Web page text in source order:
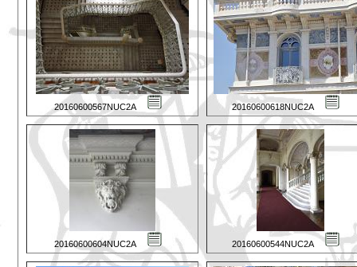
20160600567NUC2A 20160600618NUC2A
20160600604NUC2A 20160600544NUC2A